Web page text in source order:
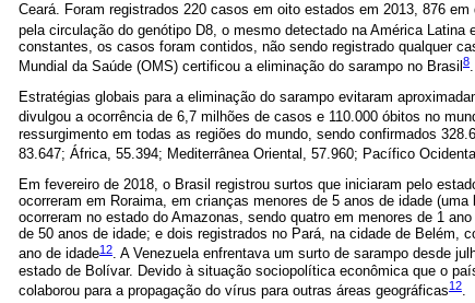
Ceará. Foram registrados 220 casos em oito estados em 2013, 876
pela circulação do genótipo D8, o mesmo detectado na América Latina
constantes, os casos foram contidos, não sendo registrado qualquer
Mundial da Saúde (OMS) certificou a eliminação do sarampo no Brasil 8.
Estratégias globais para a eliminação do sarampo evitaram
divulgou a ocorrência de 6,7 milhões de casos e 110.000 óbitos no
ressurgimento em todas as regiões do mundo, sendo confirmados
83.647; África, 55.394; Mediterrânea Oriental, 57.960; Pacífico
Em fevereiro de 2018, o Brasil registrou surtos que iniciaram pelo
ocorreram em Roraima, em crianças menores de 5 anos de idade
ocorreram no estado do Amazonas, sendo quatro em menores de 1
de 50 anos de idade; e dois registrados no Pará, na cidade de Belém,
ano de idade12. A Venezuela enfrentava um surto de sarampo desde
estado de Bolívar. Devido à situação sociopolítica econômica que o
colaborou para a propagação do vírus para outras áreas geográficas12.